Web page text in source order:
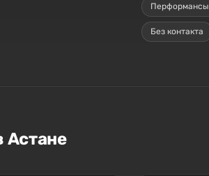
Перформансы
Без контакта
Астане